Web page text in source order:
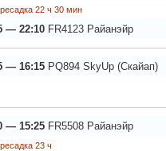
22 ч 30 мин
— 22:10 FR4123 Райанэйр
— 16:15 PQ894 SkyUp (Скайап)
— 15:25 FR5508 Райанэйр
23 ч